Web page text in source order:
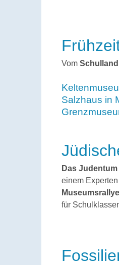
Vom
Salzhaus in
Das
einem
für